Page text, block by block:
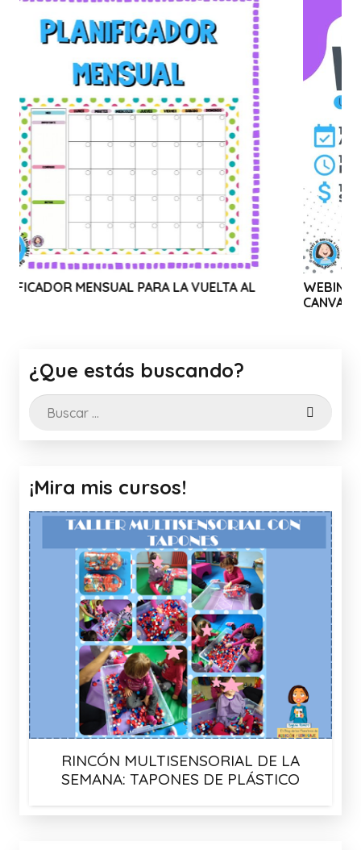
PARA LA VUELTA AL
WEBINAR SOLIDARIO:
¿Que estás buscando?
Buscar:
¡Mira mis cursos!
RINCÓN MULTISENSORIAL DE LA
SEMANA: TAPONES DE PLÁSTICO